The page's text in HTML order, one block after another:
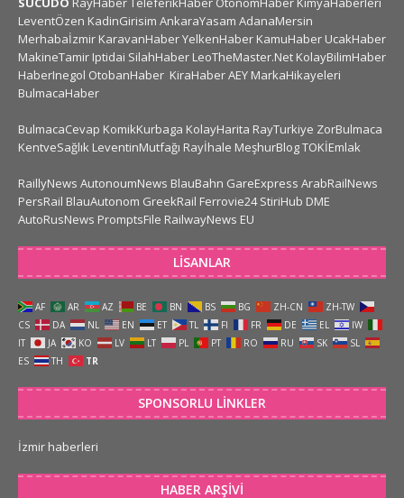
LeventÖzen KadinGirisim AnkaraYasam AdanaMersin
Merhabaİzmir KaravanHaberYelkenHaber KamuHaber UcakHaber
MakineTamir Iptidai SilahHaber LeoTheMaster.Net KolayBilimHaber
HaberInegol OtobanHaber KiraHaberAEY MarkaHikayeleri
BulmacaHaber
BulmacaCevap KomikKurbaga KolayHarita RayTurkiye ZorBulmaca
KentveSağlık LeventinMutfağı Rayİhale MeşhurBlogTOKİEmlak
RaillyNews AutonoumNews BlauBahn GareExpress ArabRailNews
PersRail BlauAutonom GreekRail Ferrovie24 StiriHub DME
AutoRusNews PromptsFile RailwayNews EU
LISANLAR
AF AR AZ BE BN BS BG ZH-CN
ZH-TW
CS
DA NL EN ET TL FI FR DE EL
IW
IT
JA KO LV LT PL PT RO RU SK
SL
ES
TH TR
SPONSORLU LINKLER
İzmir haberleri
HABER ARŞIVI